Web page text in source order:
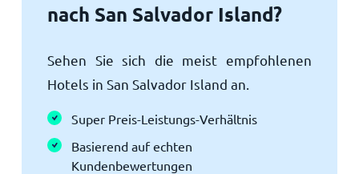
nach San Salvador Island?
Sehen Sie sich die meist empfohlenen
Hotels in San Salvador Island an.
Super Preis-Leistungs-Verhältnis
Basierend auf echten
Kundenbewertungen